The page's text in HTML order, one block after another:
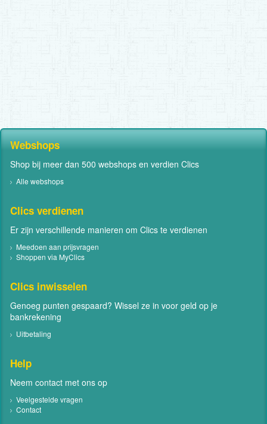
Webshops
Shop bij meer dan 500 webshops en verdien Clics
Alle webshops
Clics verdienen
Er zijn verschillende manieren om Clics te verdienen
Meedoen aan prijsvragen
Shoppen via MyClics
Clics inwisselen
Genoeg punten gespaard? Wissel ze in voor geld op je
bankrekening
Uitbetaling
Help
Neem contact met ons op
Veelgestelde vragen
Contact